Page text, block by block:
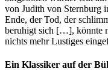
von Judith von Sternburg
Ende, der Tod, der
beruhigt sich […], könnte
nichts mehr Lustiges
Ein Klassiker auf der